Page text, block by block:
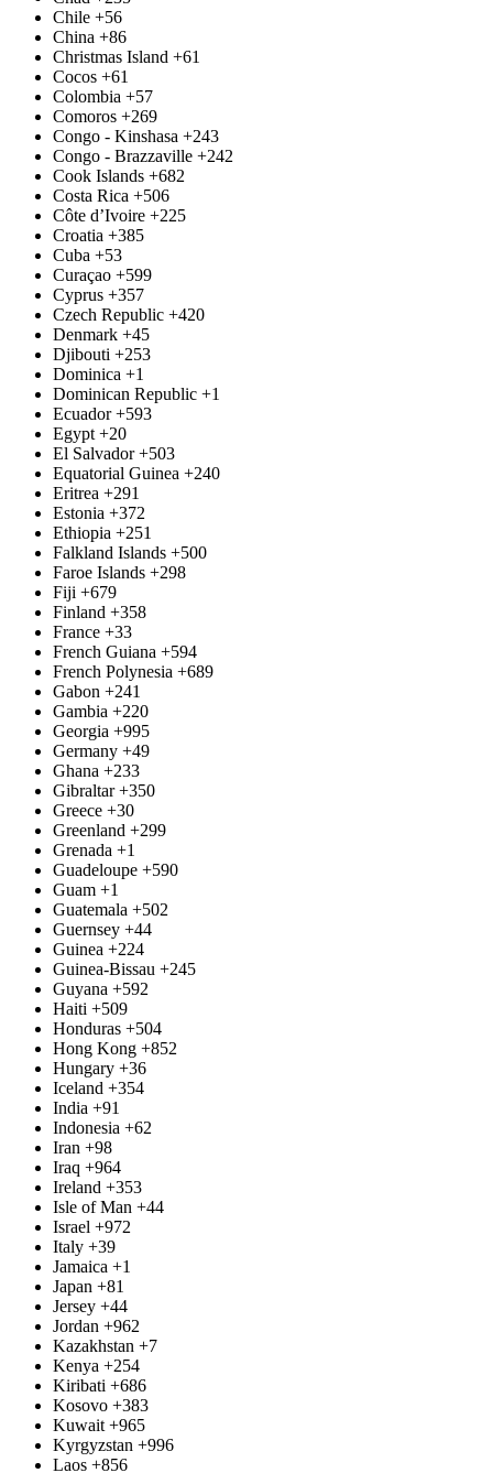
Chile +56
China +86
Christmas Island +61
Cocos +61
Colombia +57
Comoros +269
Congo - Kinshasa +243
Congo - Brazzaville +242
Cook Islands +682
Costa Rica +506
Côte d’Ivoire +225
Croatia +385
Cuba +53
Curaçao +599
Cyprus +357
Czech Republic +420
Denmark +45
Djibouti +253
Dominica +1
Dominican Republic +1
Ecuador +593
Egypt +20
El Salvador +503
Equatorial Guinea +240
Eritrea +291
Estonia +372
Ethiopia +251
Falkland Islands +500
Faroe Islands +298
Fiji +679
Finland +358
France +33
French Guiana +594
French Polynesia +689
Gabon +241
Gambia +220
Georgia +995
Germany +49
Ghana +233
Gibraltar +350
Greece +30
Greenland +299
Grenada +1
Guadeloupe +590
Guam +1
Guatemala +502
Guernsey +44
Guinea +224
Guinea-Bissau +245
Guyana +592
Haiti +509
Honduras +504
Hong Kong +852
Hungary +36
Iceland +354
India +91
Indonesia +62
Iran +98
Iraq +964
Ireland +353
Isle of Man +44
Israel +972
Italy +39
Jamaica +1
Japan +81
Jersey +44
Jordan +962
Kazakhstan +7
Kenya +254
Kiribati +686
Kosovo +383
Kuwait +965
Kyrgyzstan +996
Laos +856